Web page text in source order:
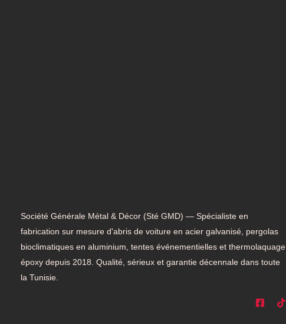
Société Générale Métal & Décor (Sté GMD) — Spécialiste en
fabrication sur mesure d'abris de voiture en acier galvanisé, pergolas
bioclimatiques en aluminium, tentes événementielles et thermolaquage
époxy depuis 2018. Qualité, sérieux et garantie décennale dans toute
la Tunisie.